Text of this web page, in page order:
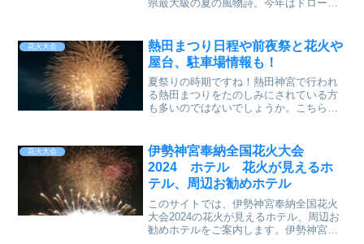
県最大級の夏の風物詩。今年はドローン
火大会2025の有料観覧席のチケット購入
方法
花火大会
熱田まつり日程や前夜祭と花火や
屋台、駐車場情報も！
夏祭りの時期ですね！熱田神宮で行われ
る熱田まつりをたのしみにされている方
も多いのではないでしょうか。こちらの
ます。また、熱田神宮は公共交通でも便
利な場所にあります
花火大会
伊勢神宮奉納全国花火大会
2024 ホテル 花火が見えるホ
テル、周辺お勧めホテル
このサイトでは、伊勢神宮奉納全国花火
大会2024の花火が見えるホテル、周辺お
勧めホテルをご案内します。伊勢神宮奉